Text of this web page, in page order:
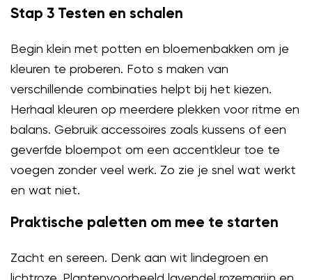
Stap 3 Testen en schalen
Begin klein met potten en bloemenbakken om je
kleuren te proberen. Foto s maken van
verschillende combinaties helpt bij het kiezen.
Herhaal kleuren op meerdere plekken voor ritme en
balans. Gebruik accessoires zoals kussens of een
geverfde bloempot om een accentkleur toe te
voegen zonder veel werk. Zo zie je snel wat werkt
en wat niet.
Praktische paletten om mee te starten
Zacht en sereen. Denk aan wit lindegroen en